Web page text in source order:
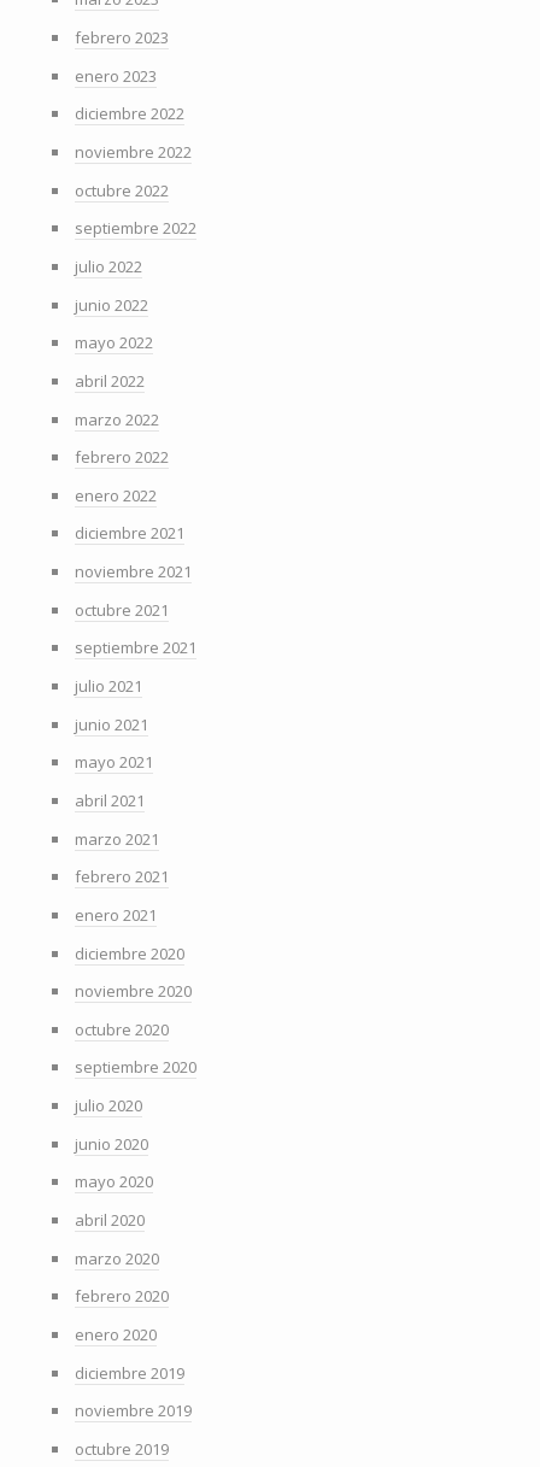
febrero 2023
enero 2023
diciembre 2022
noviembre 2022
octubre 2022
septiembre 2022
julio 2022
junio 2022
mayo 2022
abril 2022
marzo 2022
febrero 2022
enero 2022
diciembre 2021
noviembre 2021
octubre 2021
septiembre 2021
julio 2021
junio 2021
mayo 2021
abril 2021
marzo 2021
febrero 2021
enero 2021
diciembre 2020
noviembre 2020
octubre 2020
septiembre 2020
julio 2020
junio 2020
mayo 2020
abril 2020
marzo 2020
febrero 2020
enero 2020
diciembre 2019
noviembre 2019
octubre 2019